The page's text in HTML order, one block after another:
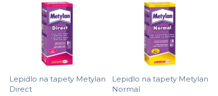
Lepidlo na tapety Metylan
Direct
Lepidlo na tapety Metylan
Normal